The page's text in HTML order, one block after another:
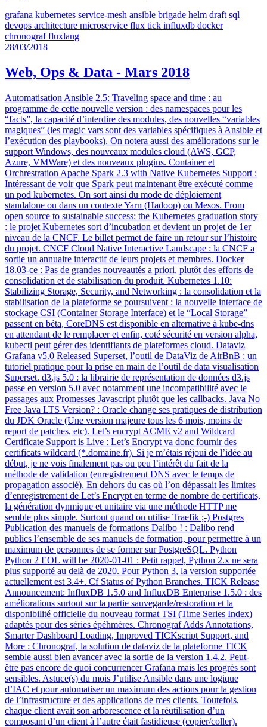
grafana kubernetes service-mesh ansible brigade helm draft sql
devops architecture microservice flux tick influxdb docker
chronograf fluxlang
28/03/2018
Web, Ops & Data - Mars 2018
Automatisation Ansible 2.5: Traveling space and time : au
programme de cette nouvelle version : des namespaces pour les
“facts”, la capacité d’interdire des modules, des nouvelles “variables
magiques” (les magic vars sont des variables spécifiques à Ansible et
l’exécution des playbooks). On notera aussi des améliorations sur le
support Windows, des nouveaux modules cloud (AWS, GCP,
Azure, VMWare) et des nouveaux plugins. Container et
Orchrestration Apache Spark 2.3 with Native Kubernetes Support :
Intéressant de voir que Spark peut maintenant être exécuté comme
un pod kubernetes. On sort ainsi du mode de déploiement
standalone ou dans un contexte Yarn (Hadoop) ou Mesos. From
open source to sustainable success: the Kubernetes graduation story
: le projet Kubernetes sort d’incubation et devient un projet de 1er
niveau de la CNCF. Le billet permet de faire un retour sur l’histoire
du projet. CNCF Cloud Native Interactive Landscape : la CNCF a
sortie un annuaire interactif de leurs projets et membres. Docker
18.03-ce : Pas de grandes nouveautés a priori, plutôt des efforts de
consolidation et de stabilisation du produit. Kubernetes 1.10:
Stabilizing Storage, Security, and Networking : la consolidation et la
stabilisation de la plateforme se poursuivent : la nouvelle interface de
stockage CSI (Container Storage Interface) et le “Local Storage”
passent en béta, CoreDNS est disponible en alternative à kube-dns
en attendant de le remplacer et enfin, coté sécurité en version alpha,
kubectl peut gérer des identifiants de plateformes cloud. Dataviz
Grafana v5.0 Released Superset, l’outil de DataViz de AirBnB : un
tutoriel pratique pour la prise en main de l’outil de data visualisation
Superset. d3.js 5.0 : la librairie de représentation de données d3.js
passe en version 5.0 avec notamment une incompatibilité avec le
passages aux Promesses Javascript plutôt que les callbacks. Java No
Free Java LTS Version? : Oracle change ses pratiques de distribution
du JDK Oracle (Une version majeure tous les 6 mois, moins de
report de patches, etc). Let’s encrypt ACME v2 and Wildcard
Certificate Support is Live : Let’s Encrypt va donc fournir des
certificats wildcard (*.domaine.fr). Si je m’étais réjoui de l’idée au
début, je ne vois finalement pas ou peu l’intérêt du fait de la
méthode de validation (enregistrement DNS avec le temps de
propagation associé). En dehors du cas où l’on dépassait les limites
d’enregistrement de Let’s Encrypt en terme de nombre de certificats,
la génération dynmique et unitaire via une méthode HTTP me
semble plus simple. Surtout quand on utilise Traefik ;-) Postgres
Publication des manuels de formations Dalibo ! : Dalibo rend
publics l’ensemble de ses manuels de formation, pour permettre à un
maximum de personnes de se former sur PostgreSQL. Python
Python 2 EOL will be 2020-01-01 : Petit rappel, Python 2.x ne sera
plus supporté au delà de 2020. Pour Python 3, la version supportée
actuellement est 3.4+. Cf Status of Python Branches. TICK Release
Announcement: InfluxDB 1.5.0 and InfluxDB Enterprise 1.5.0 : des
améliorations surtout sur la partie sauvegarde/restoration et la
disponibilité officielle du nouveau format TSI (Time Series Index)
adaptés pour des séries épéhmères. Chronograf Adds Annotations,
Smarter Dashboard Loading, Improved TICKscript Support, and
More : Chronograf, la solution de dataviz de la plateforme TICK
semble aussi bien avancer avec la sortie de la version 1.4.2. Peut-
être pas encore de quoi concurrencer Grafana mais les progrès sont
sensibles. Astuce(s) du mois J’utilise Ansible dans une logique
d’IAC et pour automatiser un maximum des actions pour la gestion
de l’infrastructure et des applications de mes clients. Toutefois,
chaque client avait son arborescence et la réutilisation d’un
composant d’un client à l’autre était fastidieuse (copier/coller).